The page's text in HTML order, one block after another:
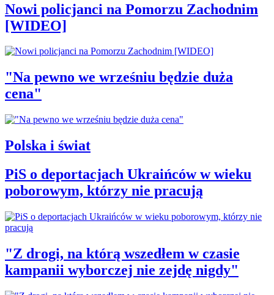
Nowi policjanci na Pomorzu Zachodnim
[WIDEO]
"Na pewno we wrześniu będzie duża
cena"
Polska i świat
PiS o deportacjach Ukraińców w wieku
poborowym, którzy nie pracują
"Z drogi, na którą wszedłem w czasie
kampanii wyborczej nie zejdę nigdy"